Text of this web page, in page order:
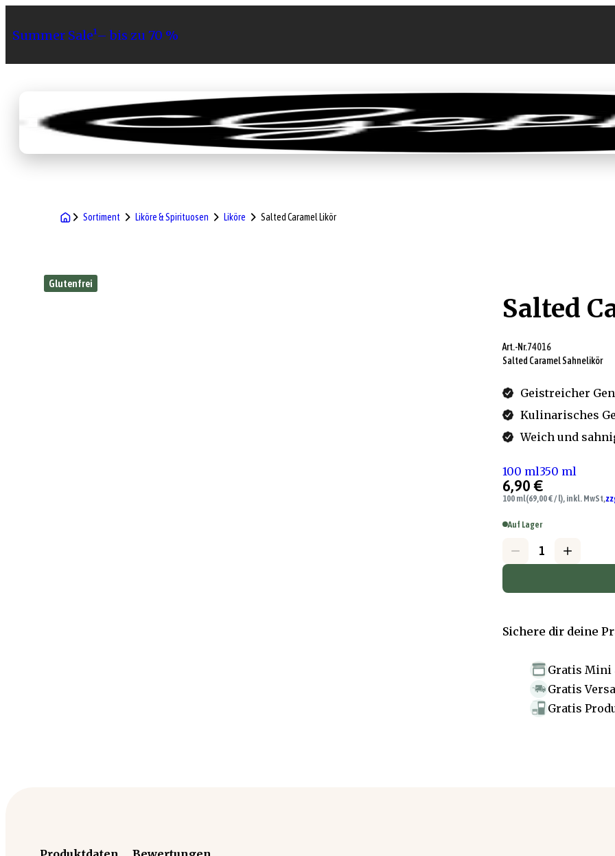
Summer Sale¹– bis zu 70 %
Sortiment Geschenke GrillenFeinkost-Abo Firmenkunden Sale
Sortiment Liköre & Spirituosen Liköre Salted Caramel Likör
Glutenfrei
Salted
Art.-Nr.74016
Salted Caramel Sahnelikör
Geistreicher
Kulinarisches
Weich und
100 ml350 ml
6,90 €
100 ml(69,00 € / l), inkl. MwSt,
Auf Lager
Sichere dir deine
Gratis Mini
Gratis
Gratis